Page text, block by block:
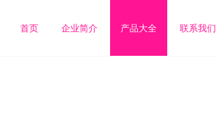
首页 企业简介 产品大全 联系我们